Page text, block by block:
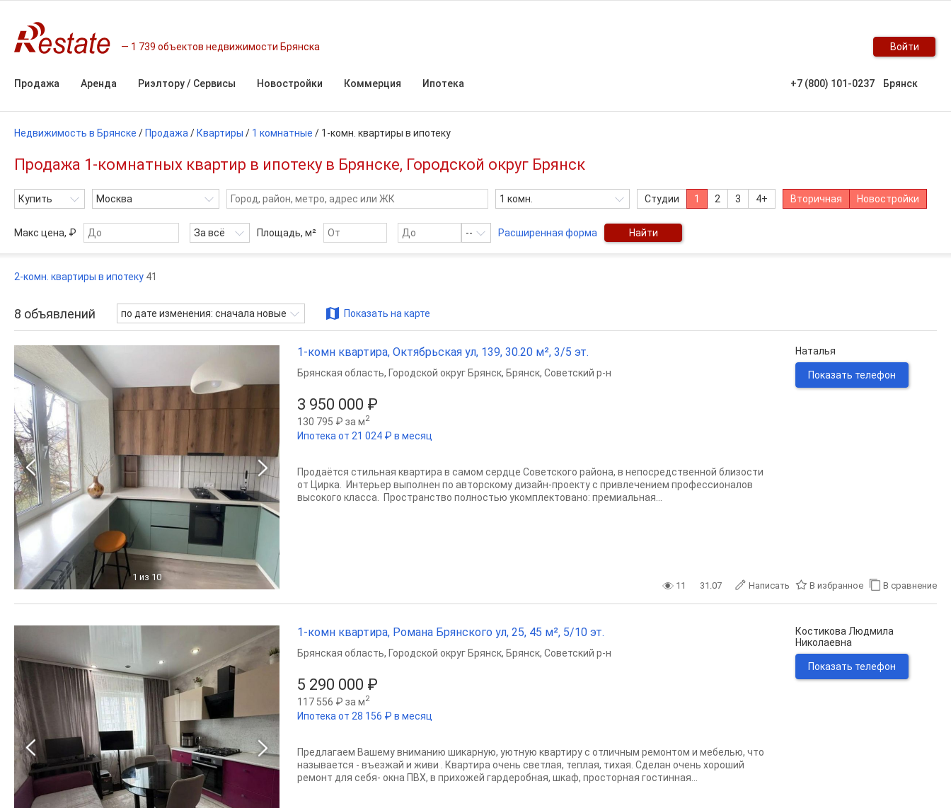
1 739 объектов недвижимости Брянска Войти
Продажа Аренда Риэлтору / Сервисы Новостройки Коммерция Ипотека +7 (800) 101-0237 Брянск
Недвижимость в Брянске / Продажа / Квартиры / 1 комнатные / 1-комн. квартиры в ипотеку
Продажа 1-комнатных квартир в ипотеку в Брянске, Городской округ Брянск
Купить Москва 1 комн. Студии 1 2 3 4+ Вторичная Новостройки
Макс цена, ₽ За всё Площадь, м² -- Расширенная форма Найти
2-комн. квартиры в ипотеку 41
8 объявлений по дате изменения: сначала новые Показать на карте
1 из 10
1-комн квартира, Октябрьская ул, 139, 30.20 м², 3/5 эт.
3 950 000 ₽
130 795 ₽ за м2
Ипотека от 21 024 ₽ в месяц
Брянская область, Городской округ Брянск, Брянск, Советский р-н
Продаётся стильная квартира в самом сердце Советского района, в непосредственной близости
от Цирка. Интерьер выполнен по авторскому дизайн-проекту с привлечением профессионалов
высокого класса. Пространство полностью укомплектовано: премиальная...
Наталья
Показать телефон
11 31.07 Написать В избранное В сравнение
1-комн квартира, Романа Брянского ул, 25, 45 м², 5/10 эт.
5 290 000 ₽
117 556 ₽ за м2
Ипотека от 28 156 ₽ в месяц
Брянская область, Городской округ Брянск, Брянск, Советский р-н
Предлагаем Вашему вниманию шикарную, уютную квартиру с отличным ремонтом и мебелью, что
называется - въезжай и живи . Квартира очень светлая, теплая, тихая. Сделан очень хороший
ремонт для себя- окна ПВХ, в прихожей гардеробная, шкаф, просторная гостинная...
Костикова Людмила
Николаевна
Показать телефон